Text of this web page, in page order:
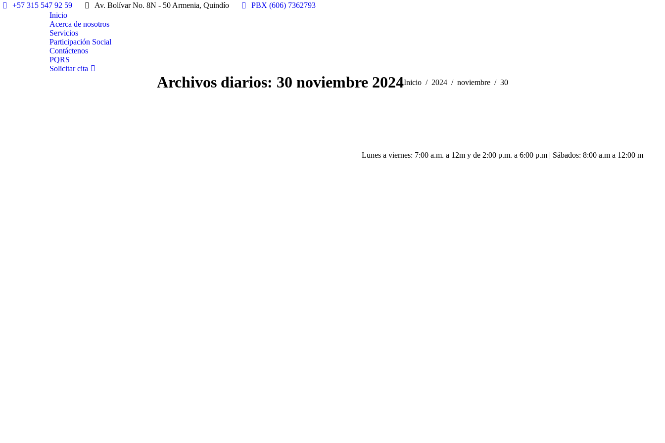
+57 315 547 92 59 Av. Bolívar No. 8N - 50 Armenia, Quindío
PBX (606) 7362793
Inicio
Acerca de nosotros
Servicios
Participación Social
Contáctenos
PQRS
Solicitar cita
Archivos diarios: 30 noviembre 2024Estás aquí:
Inicio 2024 noviembre 30
Lunes a viernes: 7:00 a.m. a 12m y de 2:00 p.m. a 6:00 p.m | Sábados: 8:00 a.m a 12:00 m